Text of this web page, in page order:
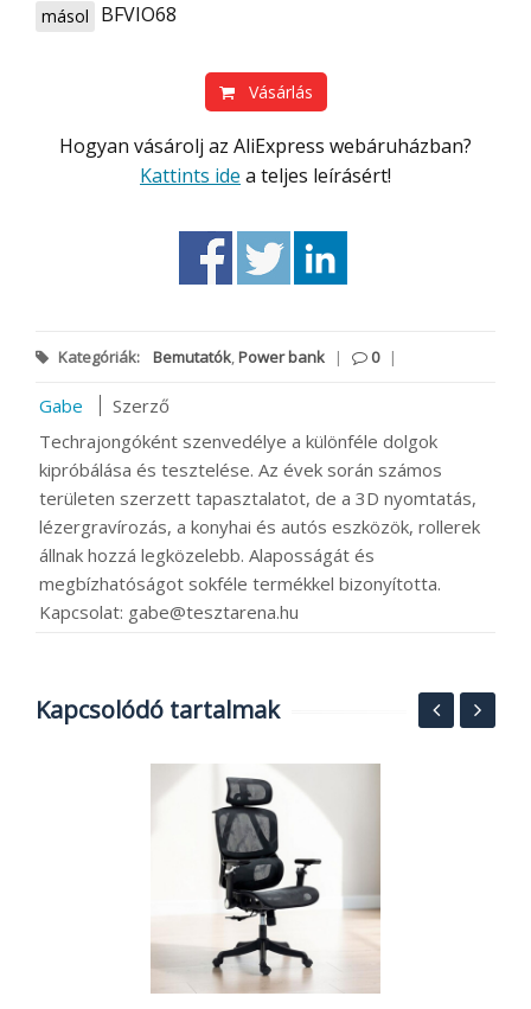
másol BFVIO68
Vásárlás
Hogyan vásárolj az AliExpress webáruházban?
Kattints ide a teljes leírásért!
Kategóriák: Bemutatók,Power bank | 0 |
Gabe
Szerző
Techrajongóként szenvedélye a különféle dolgok
kipróbálása és tesztelése. Az évek során számos
területen szerzett tapasztalatot, de a 3D nyomtatás,
lézergravírozás, a konyhai és autós eszközök, rollerek
állnak hozzá legközelebb. Alaposságát és
megbízhatóságot sokféle termékkel bizonyította.
Kapcsolat: gabe@tesztarena.hu
Kapcsolódó tartalmak